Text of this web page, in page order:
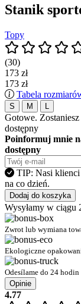
Stanik
Topy
(30)
173 zł
173 zł
Tabela
S M L
Gotowe.
dostępny
Poinformuj mnie
dostępny
TIP: Nasi klienci
na co dzień.
Dodaj do koszyka
Wysyłamy w ciągu
Zwrot lub wymiana
Ekologiczne
Odesílame do 24 hodin
Opinie
4.77